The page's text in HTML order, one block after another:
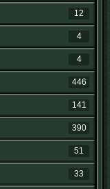
12
4
4
446
141
390
51
33